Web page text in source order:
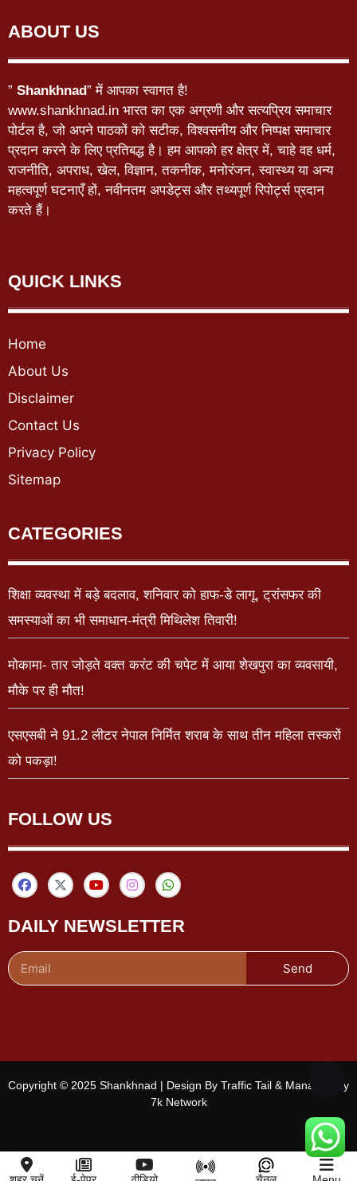
ABOUT US
” Shankhnad” में आपका स्वागत है!
www.shankhnad.in भारत का एक अग्रणी और सत्यप्रिय समाचार
पोर्टल है, जो अपने पाठकों को सटीक, विश्वसनीय और निष्पक्ष समाचार
प्रदान करने के लिए प्रतिबद्ध है। हम आपको हर क्षेत्र में, चाहे वह धर्म,
राजनीति, अपराध, खेल, विज्ञान, तकनीक, मनोरंजन, स्वास्थ्य या अन्य
महत्वपूर्ण घटनाएँ हों, नवीनतम अपडेट्स और तथ्यपूर्ण रिपोर्ट्स प्रदान
करते हैं।
QUICK LINKS
Home
About Us
Disclaimer
Contact Us
Privacy Policy
Sitemap
CATEGORIES
शिक्षा व्यवस्था में बड़े बदलाव, शनिवार को हाफ-डे लागू, ट्रांसफर की
समस्याओं का भी समाधान-मंत्री मिथिलेश तिवारी!
मोकामा- तार जोड़ते वक्त करंट की चपेट में आया शेखपुरा का व्यवसायी,
मौके पर ही मौत!
एसएसबी ने 91.2 लीटर नेपाल निर्मित शराब के साथ तीन महिला तस्करों
को पकड़ा!
FOLLOW US
DAILY NEWSLETTER
Send
Copyright © 2025 Shankhnad | Design By Traffic Tail & Managed By
7k Network